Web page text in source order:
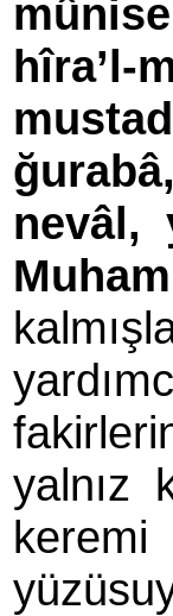
hî­ra’l­-­
ne­vâl,
yalnız